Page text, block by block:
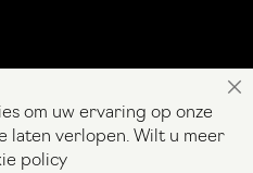
Inschrijven
om uw ervaring op onze
laten verlopen. Wilt u meer
policy